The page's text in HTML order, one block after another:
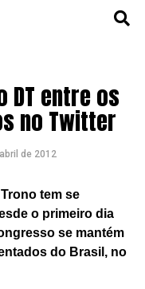
DT entre os
no Twitter
de 2012
tem se
o primeiro dia
se mantém
do Brasil, no